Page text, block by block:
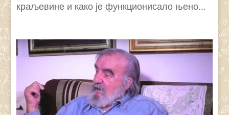
краљевине и како је функционисало њено...